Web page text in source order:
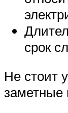
срок
Не стоит
заметные